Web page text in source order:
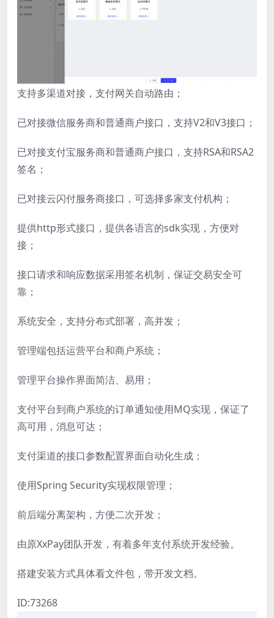
支持多渠道对接，支付网关自动路由；
已对接微信服务商和普通商户接口，支持V2和V3接口；
已对接支付宝服务商和普通商户接口，支持RSA和RSA2
签名；
已对接云闪付服务商接口，可选择多家支付机构；
提供http形式接口，提供各语言的sdk实现，方便对
接；
接口请求和响应数据采用签名机制，保证交易安全可
靠；
系统安全，支持分布式部署，高并发；
管理端包括运营平台和商户系统；
管理平台操作界面简洁、易用；
支付平台到商户系统的订单通知使用MQ实现，保证了
高可用，消息可达；
支付渠道的接口参数配置界面自动化生成；
使用Spring Security实现权限管理；
前后端分离架构，方便二次开发；
由原XxPay团队开发，有着多年支付系统开发经验。
搭建安装方式具体看文件包，带开发文档。
ID:73268